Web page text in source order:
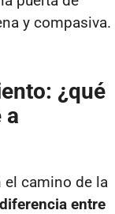
y compasiva.
¿qué
a
camino de la
entre